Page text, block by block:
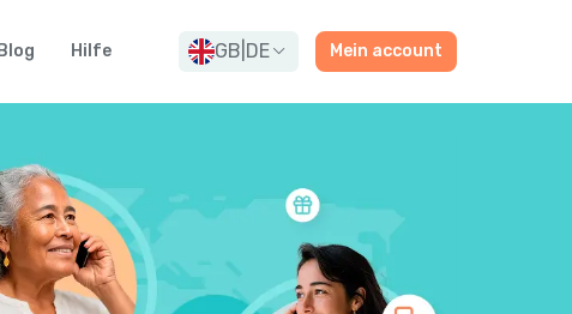
Blog Hilfe GB DE Mein account